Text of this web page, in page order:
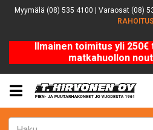
Myymälä (08) 535 4100 | Varaosat (08)
RAHOITUS
Ilmainen toimitus yli
matkahuollon